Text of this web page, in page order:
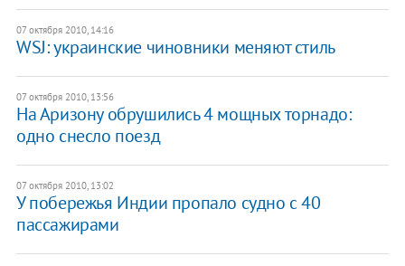
07 октября 2010, 14:16
WSJ: украинские чиновники меняют стиль
07 октября 2010, 13:56
На Аризону обрушились 4 мощных торнадо:
одно снесло поезд
07 октября 2010, 13:02
У побережья Индии пропало судно с 40
пассажирами